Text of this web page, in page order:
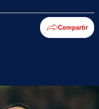
Compartir